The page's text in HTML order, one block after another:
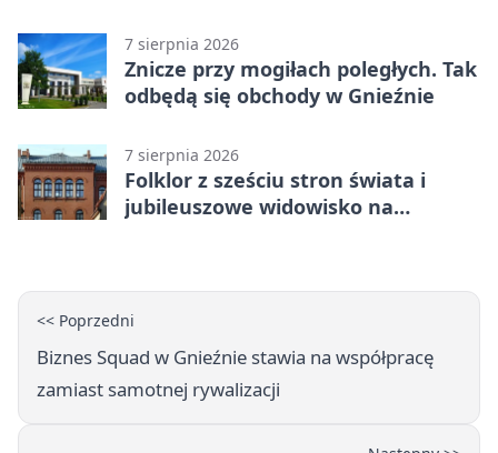
7 sierpnia 2026
Znicze przy mogiłach poległych. Tak
odbędą się obchody w Gnieźnie
7 sierpnia 2026
Folklor z sześciu stron świata i
jubileuszowe widowisko na
<< Poprzedni
Biznes Squad w Gnieźnie stawia na współpracę
zamiast samotnej rywalizacji